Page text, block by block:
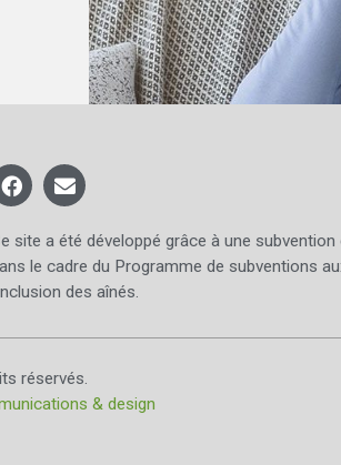
site a été développé grâce à une subvention
le cadre du Programme de subventions
des aînés.
réservés.
& design